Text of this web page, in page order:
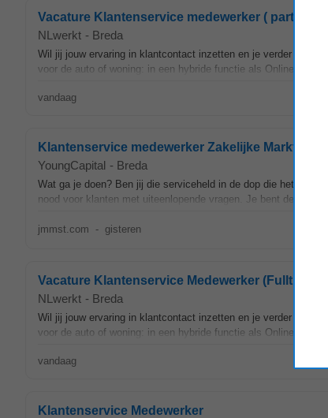
Vacature Klantenservice medewerker ( parttime/
NLwerkt - Breda
Wil jij jouw ervaring in klantcontact inzetten en je verder
voor de auto of woning: in een hybride functie als Online
vandaag
Klantenservice medewerker Zakelijke Markt bij
YoungCapital - Breda
Wat ga je doen? Ben jij die serviceheld in de dop die het
nood voor klanten met uiteenlopende vragen. Je bent de stem
jmmst.com - gisteren
Vacature Klantenservice Medewerker (Fulltime/
NLwerkt - Breda
Wil jij jouw ervaring in klantcontact inzetten en je verder
voor de auto of woning: in een hybride functie als Online
vandaag
Klantenservice Medewerker